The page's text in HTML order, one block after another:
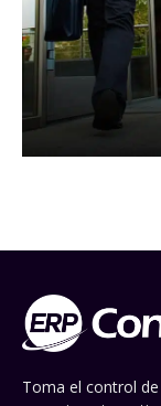
Toma el control